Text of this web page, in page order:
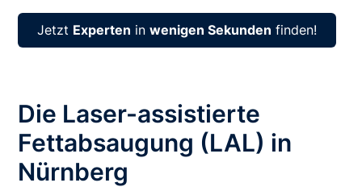
Jetzt Experten inwenigen Sekunden finden!
Die Laser-assistierte
Fettabsaugung (LAL) in
Nürnberg